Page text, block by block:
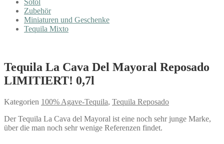
Zubehör
Miniaturen und Geschenke
Tequila Mixto
Tequila La Cava Del Mayoral Reposado
LIMITIERT! 0,7l
Kategorien 100% Agave-Tequila, Tequila Reposado
Der Tequila La Cava del Mayoral ist eine noch sehr junge Marke,
über die man noch sehr wenige Referenzen findet.